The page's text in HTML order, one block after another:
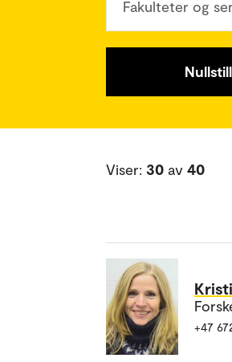
Fakulteter og
Nullstill
Viser: 30 av 40
+47